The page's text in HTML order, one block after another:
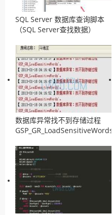
SQL Server 数据库查询脚本
（SQL Server查找数据）
数据库异常找不到存储过程
GSP_GR_LoadSensitiveWords